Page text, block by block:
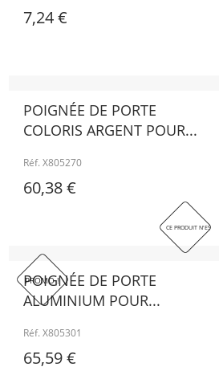
7,24 €
POIGNÉE DE PORTE
COLORIS ARGENT POUR...
Réf. X805270
60,38 €
PROMO !
CE PRODUIT N'EST
POIGNÉE DE PORTE
ALUMINIUM POUR...
Réf. X805301
65,59 €